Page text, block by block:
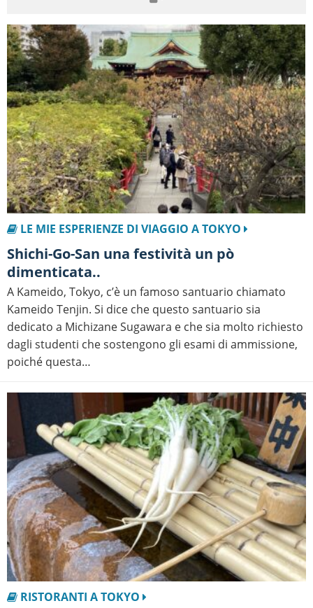
LE MIE ESPERIENZE DI VIAGGIO A TOKYO
Shichi-Go-San una festività un pò
dimenticata..
A Kameido, Tokyo, c’è un famoso santuario chiamato
Kameido Tenjin. Si dice che questo santuario sia
dedicato a Michizane Sugawara e che sia molto richiesto
dagli studenti che sostengono gli esami di ammissione,
poiché questa…
RISTORANTI A TOKYO